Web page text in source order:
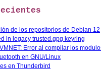
de los repositorios de Debian 12
in legacy trusted.gpg keyring
Error al compilar los
en GNU/Linux
en Thunderbird